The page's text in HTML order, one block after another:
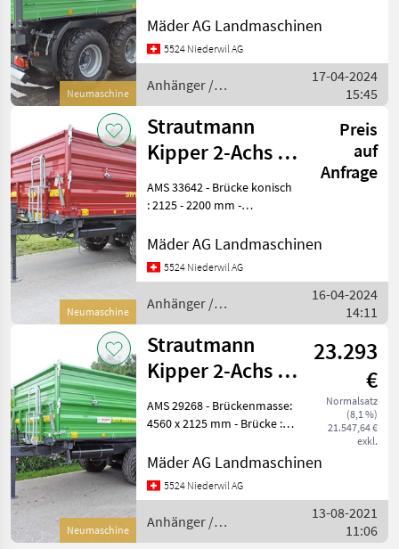
Neumaschine
Plattformlänge : 4560 mm -
Brückenhöhe : 1140 mm -
Mäder AG Landmaschinen
5524 Niederwil AG
Anhänger /
Strautmann
17-04-2024
15:45
Neumaschine
Strautmann
Kipper 2-Achs 3-
Seit STK 1402
Luft
Preis
auf
Anfrage
AMS 33642 - Brücke konisch
: 2125 - 2200 mm -
Gesamtlänge : 6360 mm -
Gesamthöhe : 2380 mm -
Mäder AG Landmaschinen
5524 Niederwil AG
Anhänger /
Strautmann
16-04-2024
14:11
Neumaschine
Strautmann
Kipper 2-Achs 3-
Seit STK 1302
23.293
€
Normalsatz
(8,1 %)
21.547,64 €
exkl.
AMS 29268 - Brückenmasse:
4560 x 2125 mm - Brücke :
Brückenhöhe : 1180 mm -
Kipplager : zentrale
Mäder AG Landmaschinen
5524 Niederwil AG
Anhänger /
Strautmann
13-08-2021
11:06